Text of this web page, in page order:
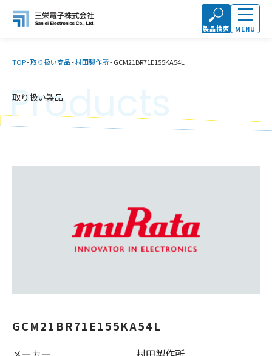
製品検索 MENU
TOP-取り扱い商品-村田製作所-GCM21BR71E155KA54L
取り扱い製品
Products
GCM21BR71E155KA54L